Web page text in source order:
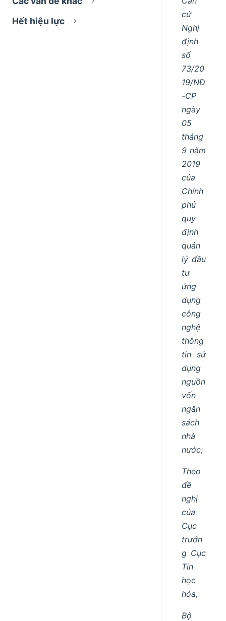
Hết hiệu lực
cứ
Nghị
định
số
73/20
19/NĐ
-CP
ngày
05
tháng
9 năm
2019
của
Chính
phủ
quy
định
quản
lý đầu
tư
ứng
dụng
công
nghệ
thông
tin sử
dụng
nguồn
vốn
ngân
sách
nhà
nước;
Theo
đề
nghị
của
Cục
trưởn
g Cục
Tin
học
hóa,
Bộ